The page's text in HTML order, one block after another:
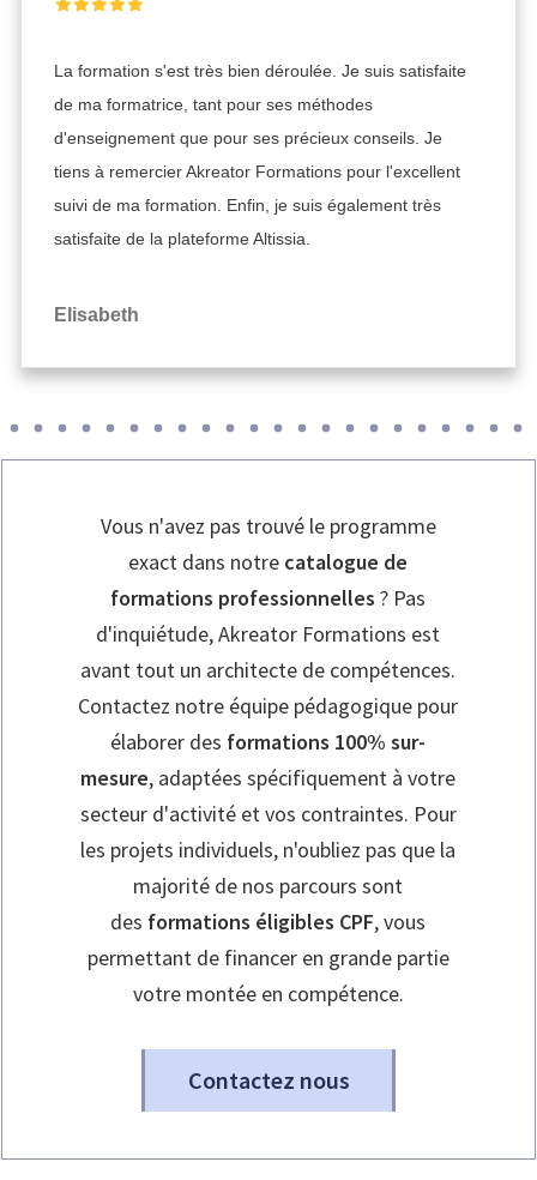
La formation s'est très bien déroulée. Je suis satisfaite
de ma formatrice, tant pour ses méthodes
d'enseignement que pour ses précieux conseils. Je
tiens à remercier Akreator Formations pour l'excellent
suivi de ma formation. Enfin, je suis également très
satisfaite de la plateforme Altissia.
Elisabeth
Vous n'avez pas trouvé le programme
exact dans notre catalogue de
formations professionnelles ? Pas
d'inquiétude, Akreator Formations est
avant tout un architecte de compétences.
Contactez notre équipe pédagogique pour
élaborer des formations 100% sur-
mesure, adaptées spécifiquement à votre
secteur d'activité et vos contraintes. Pour
les projets individuels, n'oubliez pas que la
majorité de nos parcours sont
des formations éligibles CPF, vous
permettant de financer en grande partie
votre montée en compétence.
Contactez nous